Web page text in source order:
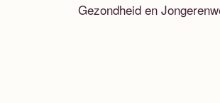
Gezondheid en